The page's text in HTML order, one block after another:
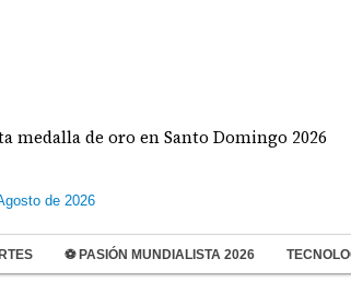
de oro en Santo Domingo 2026
de 2026
⚽ PASIÓN MUNDIALISTA 2026